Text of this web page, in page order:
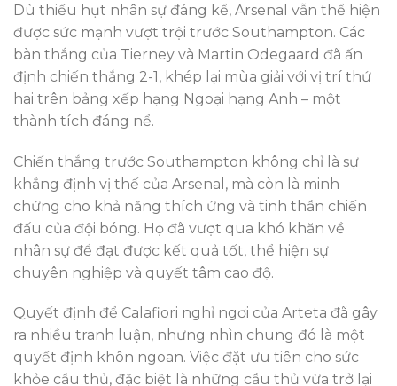
Dù thiếu hụt nhân sự đáng kể, Arsenal vẫn thể hiện
được sức mạnh vượt trội trước Southampton. Các
bàn thắng của Tierney và Martin Odegaard đã ấn
định chiến thắng 2-1, khép lại mùa giải với vị trí thứ
hai trên bảng xếp hạng Ngoại hạng Anh – một
thành tích đáng nể.
Chiến thắng trước Southampton không chỉ là sự
khẳng định vị thế của Arsenal, mà còn là minh
chứng cho khả năng thích ứng và tinh thần chiến
đấu của đội bóng. Họ đã vượt qua khó khăn về
nhân sự để đạt được kết quả tốt, thể hiện sự
chuyên nghiệp và quyết tâm cao độ.
Quyết định để Calafiori nghỉ ngơi của Arteta đã gây
ra nhiều tranh luận, nhưng nhìn chung đó là một
quyết định khôn ngoan. Việc đặt ưu tiên cho sức
khỏe cầu thủ, đặc biệt là những cầu thủ vừa trở lại